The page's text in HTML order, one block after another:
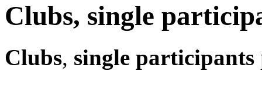
Clubs, single
Clubs, single participants